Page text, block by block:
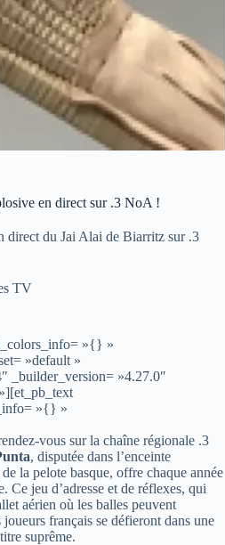
en direct sur .3 NoA !
direct du Jai Alai de Biarritz sur .3
TV
»{} »
»default »
_builder_version= »4.27.0″
»{} »
vous sur la chaîne régionale .3
, disputée dans l’enceinte
la pelote basque, offre chaque année
Ce jeu d’adresse et de réflexes, qui
aérien où les balles peuvent
français se défieront dans une
suprême.